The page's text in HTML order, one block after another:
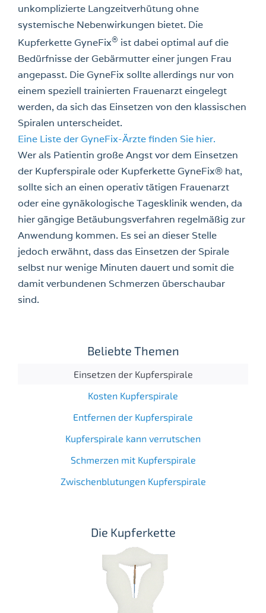
unkomplizierte Langzeitverhütung ohne
systemische Nebenwirkungen bietet. Die
Kupferkette GyneFix® ist dabei optimal auf die
Bedürfnisse der Gebärmutter einer jungen Frau
angepasst. Die GyneFix sollte allerdings nur von
einem speziell trainierten Frauenarzt eingelegt
werden, da sich das Einsetzen von den klassischen
Spiralen unterscheidet.
Eine Liste der GyneFix-Ärzte finden Sie hier.
Wer als Patientin große Angst vor dem Einsetzen
der Kupferspirale oder Kupferkette GyneFix® hat,
sollte sich an einen operativ tätigen Frauenarzt
oder eine gynäkologische Tagesklinik wenden, da
hier gängige Betäubungsverfahren regelmäßig zur
Anwendung kommen. Es sei an dieser Stelle
jedoch erwähnt, dass das Einsetzen der Spirale
selbst nur wenige Minuten dauert und somit die
damit verbundenen Schmerzen überschaubar
sind.
Beliebte Themen
Einsetzen der Kupferspirale
Kosten Kupferspirale
Entfernen der Kupferspirale
Kupferspirale kann verrutschen
Schmerzen mit Kupferspirale
Zwischenblutungen Kupferspirale
Die Kupferkette